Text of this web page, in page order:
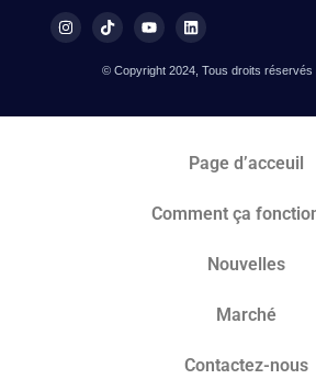
© Copyright 2024, Tous droits réservés
Page d’acceuil
Comment ça
Nouvelles
Marché​
Contactez-nous